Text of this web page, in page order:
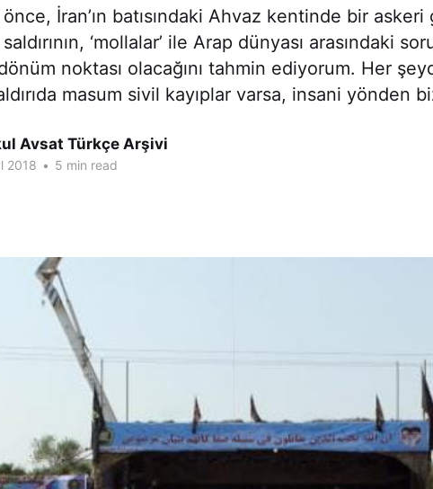
İran’ın batısındaki Ahvaz kentinde bir
‘mollalar’ ile Arap dünyası arasındaki
noktası olacağını tahmin ediyorum. Her
masum sivil kayıplar varsa, insani yönden
Avsat Türkçe Arşivi
2018 • 5 min read